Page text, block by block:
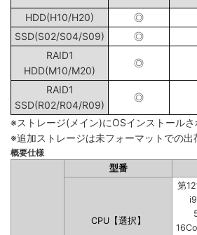
HDD(H10/H20) ◎
SSD(S02/S04/S09)
◎
RAID1
HDD(M10/M20)
◎
RAID1
SSD(R02/R04/R09)
◎
※ストレージ(メイン)にOSインストール
※追加ストレージは未フォーマットでの
概要仕様
型番
CPU【選択】
第